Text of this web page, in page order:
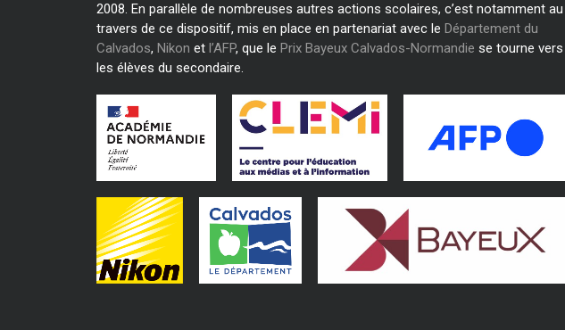
2008. En parallèle de nombreuses autres actions scolaires, c’est notamment au
travers de ce dispositif, mis en place en partenariat avec le Département du
Calvados, Nikon et l’AFP, que le Prix Bayeux Calvados-Normandie se tourne vers
les élèves du secondaire.